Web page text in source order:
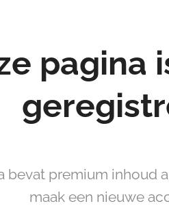
pagina
bevat premium inhoud
maak een nieuwe